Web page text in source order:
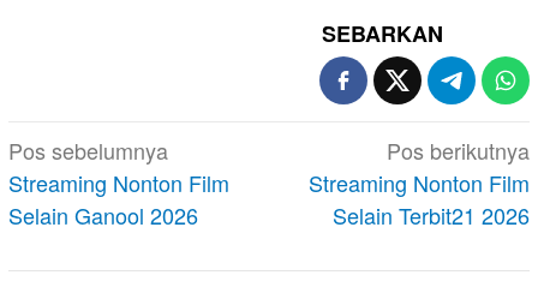
SEBARKAN
Navigasi
pos
Pos sebelumnya
Streaming Nonton Film
Selain Ganool 2026
Pos berikutnya
Streaming Nonton Film
Selain Terbit21 2026